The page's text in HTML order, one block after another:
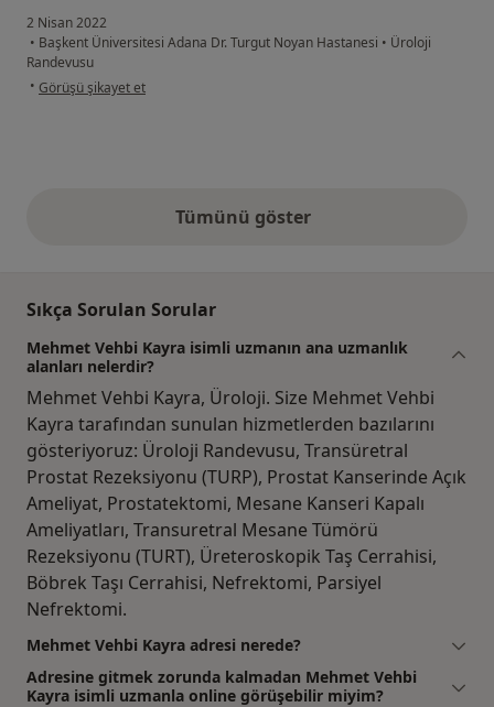
2 Nisan 2022
• Başkent Üniversitesi Adana Dr. Turgut Noyan Hastanesi • Üroloji
Randevusu
• kullanıcının görüşüne göre be...l
Görüşü şikayet et
Tümünü gösteryukarıdaki görüşler
Sıkça Sorulan Sorular
Mehmet Vehbi Kayra isimli uzmanın ana uzmanlık
alanları nelerdir?
Mehmet Vehbi Kayra, Üroloji. Size Mehmet Vehbi
Kayra tarafından sunulan hizmetlerden bazılarını
gösteriyoruz: Üroloji Randevusu, Transüretral
Prostat Rezeksiyonu (TURP), Prostat Kanserinde Açık
Ameliyat, Prostatektomi, Mesane Kanseri Kapalı
Ameliyatları, Transuretral Mesane Tümörü
Rezeksiyonu (TURT), Üreteroskopik Taş Cerrahisi,
Böbrek Taşı Cerrahisi, Nefrektomi, Parsiyel
Nefrektomi.
Mehmet Vehbi Kayra adresi nerede?
Adresine gitmek zorunda kalmadan Mehmet Vehbi
Kayra isimli uzmanla online görüşebilir miyim?